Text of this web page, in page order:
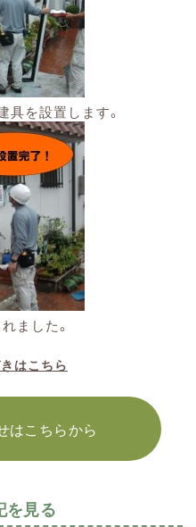
具を設置します。
ました。
はこちら
はこちらから
を見る